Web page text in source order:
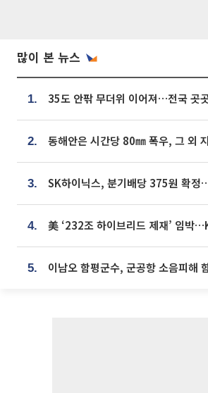
많이 본 뉴스
1.
2.
3.
4.
5. 이남오 함평군수, 군공항 소음피해